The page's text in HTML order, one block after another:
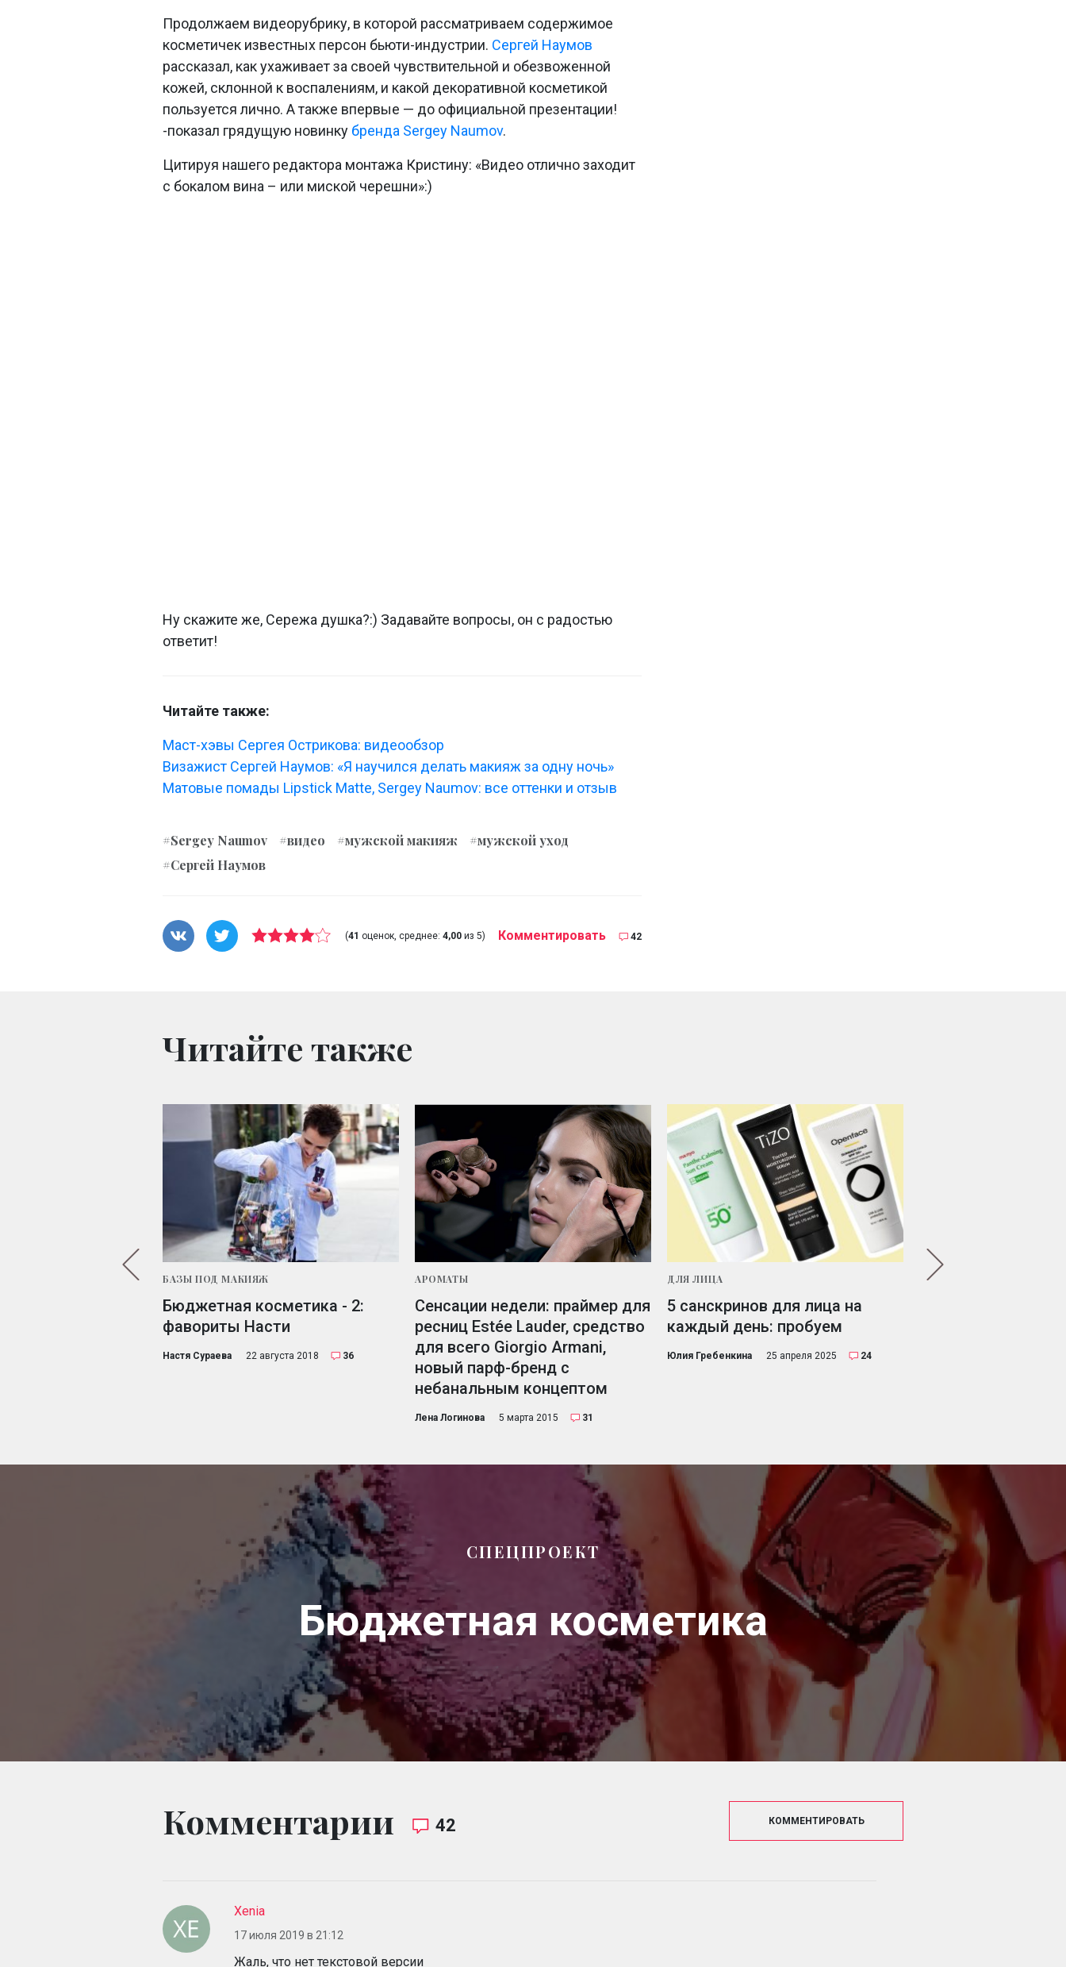
Продолжаем видеорубрику, в которой рассматриваем содержимое
косметичек известных персон бьюти-индустрии. Сергей Наумов
рассказал, как ухаживает за своей чувствительной и обезвоженной
кожей, склонной к воспалениям, и какой декоративной косметикой
пользуется лично. А также впервые — до официальной презентации!
-показал грядущую новинку бренда Sergey Naumov.
Цитируя нашего редактора монтажа Кристину: «Видео отлично заходит
с бокалом вина – или миской черешни»:)
Ну скажите же, Сережа душка?:) Задавайте вопросы, он с радостью
ответит!
Читайте также:
Маст-хэвы Сергея Острикова: видеообзор
Визажист Сергей Наумов: «Я научился делать макияж за одну ночь»
Матовые помады Lipstick Matte, Sergey Naumov: все оттенки и отзыв
#Sergey Naumov #видео #мужской макияж
#мужской уход
#Сергей Наумов
(41 оценок, среднее: 4,00из 5) Комментировать 42
Читайте также
БАЗЫ ПОД МАКИЯЖ
Бюджетная косметика - 2:
фавориты Насти
Настя Сураева 22 августа 2018 36
АРОМАТЫ
Сенсации недели: праймер для
ресниц Estée Lauder, средство
для всего Giorgio Armani,
новый парф-бренд с
небанальным концептом
Лена Логинова 5 марта 2015 31
ДЛЯ ЛИЦА
5 санскринов для лица на
каждый день: пробуем
Юлия Гребенкина 25 апреля 2025 24
ДЛЯ ЛИЦА
СПЕЦПРОЕКТ
Бюджетная косметика
Комментарии 42 КОММЕНТИРОВАТЬ
Xenia
17 июля 2019 в 21:12
Жаль, что нет текстовой версии